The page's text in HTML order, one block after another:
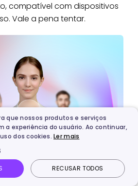
compatível com dispositivos
Vale a pena tentar.
IA para Criar Vídeos
que nossos produtos e serviços
a experiência do usuário. Ao continuar,
dos cookies.Ler mais
RECUSAR TODOS